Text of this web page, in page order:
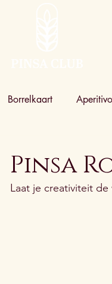
Borrelkaart Aperitivo
Pinsa
Laat je creativiteit